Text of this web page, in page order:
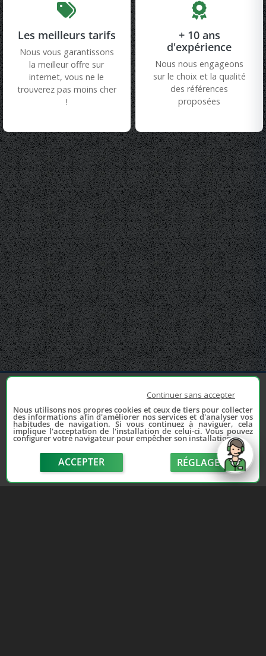
Les meilleurs tarifs
Nous vous garantissons
la meilleur offre sur
internet, vous ne le
trouverez pas moins cher
!
+ 10 ans
d'expérience
Nous nous engageons
sur le choix et la qualité
des références
proposées
Depuis 2006, France Casse accompagne les
automobilistes dans leur recherche de pièces
d'occasion. Réparez votre auto sans vous ruiner !
Continuer sans accepter
Nous utilisons nos propres cookies et ceux de tiers pour collecter
des informations afin d'améliorer nos services et d'analyser vos
habitudes de navigation. Si vous continuez à naviguer, cela
implique l'acceptation de l'installation de celui-ci. Vous pouvez
configurer votre navigateur pour empêcher son installation.
ACCEPTER RÉGLAGE